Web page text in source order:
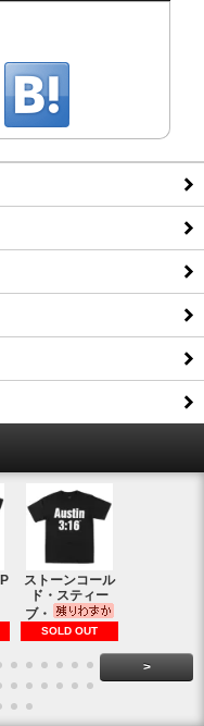
ストーンコール
ド・スティー
ブ・
SOLD OUT
>